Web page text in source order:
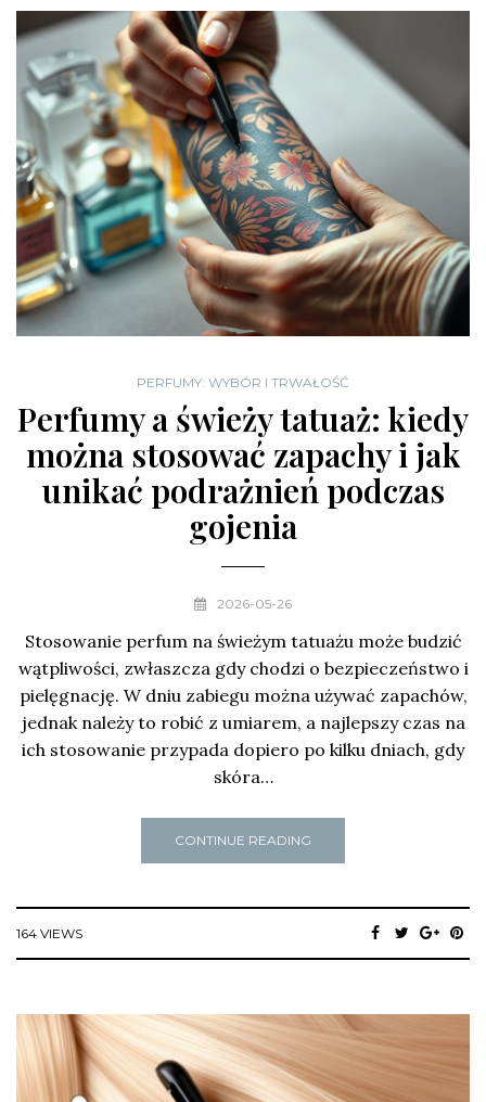
PERFUMY: WYBÓR I TRWAŁOŚĆ
Perfumy a świeży tatuaż: kiedy
można stosować zapachy i jak
unikać podrażnień podczas
gojenia
2026-05-26
Stosowanie perfum na świeżym tatuażu może budzić
wątpliwości, zwłaszcza gdy chodzi o bezpieczeństwo i
pielęgnację. W dniu zabiegu można używać zapachów,
jednak należy to robić z umiarem, a najlepszy czas na
ich stosowanie przypada dopiero po kilku dniach, gdy
skóra…
CONTINUE READING
164 VIEWS